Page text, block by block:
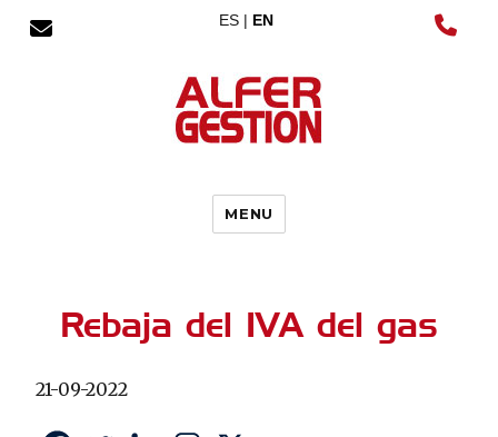
ES | EN
MENU
Rebaja del IVA del gas
21-09-2022